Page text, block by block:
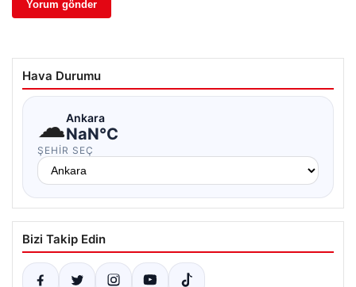
Hava Durumu
☁Ankara
NaN°C
ŞEHIR SEÇ
Bizi Takip Edin